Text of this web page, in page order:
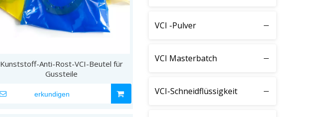
Kunststoff-Anti-Rost-VCI-Beutel für
Gussteile
erkundigen
VCI -Pulver
VCI Masterbatch
VCI-Schneidflüssigkeit